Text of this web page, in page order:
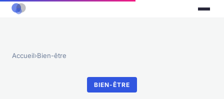
Accueil›Bien-être
BIEN-ÊTRE